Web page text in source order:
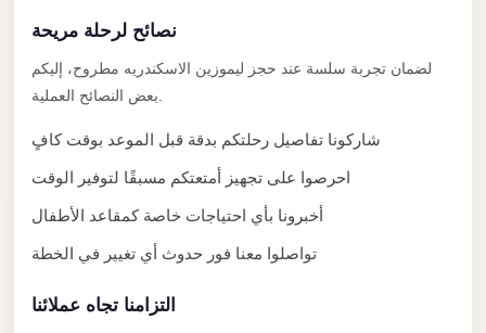
نصائح لرحلة مريحة
لضمان تجربة سلسة عند حجز ليموزين الاسكندريه مطروح، إليكم
شاركونا تفاصيل رحلتكم بدقة قبل الموعد بوقت كافٍ
احرصوا على تجهيز أمتعتكم مسبقًا لتوفير الوقت
أخبرونا بأي احتياجات خاصة كمقاعد الأطفال
تواصلوا معنا فور حدوث أي تغيير في الخطة
التزامنا تجاه عملائنا
Sheikh
Limousine
Saint
Catherine
Transfer
Saint
Catherine